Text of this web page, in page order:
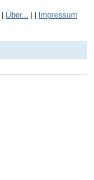
| Über... | | Impressum